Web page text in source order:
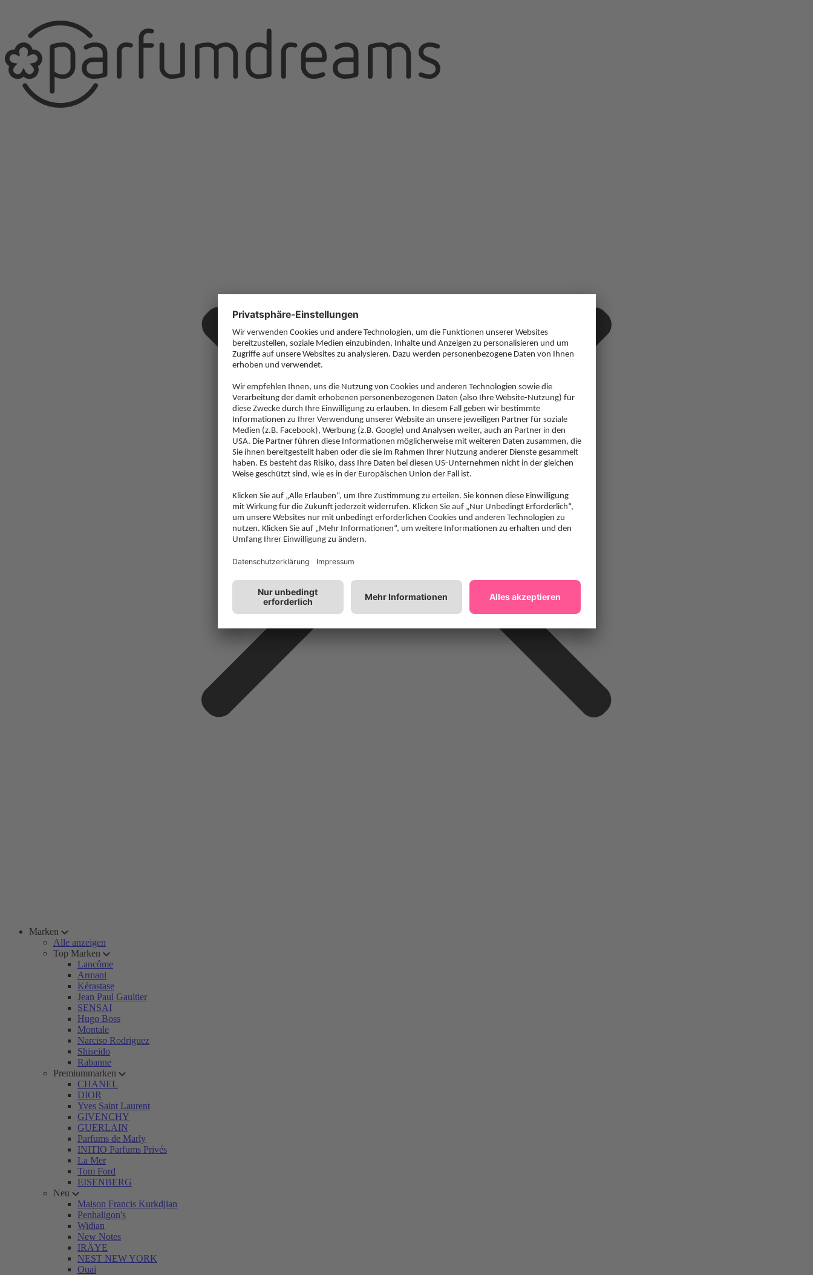
Marken
Alle anzeigen
Top Marken
Lancôme
Armani
Kérastase
Jean Paul Gaultier
SENSAI
Hugo Boss
Montale
Narciso Rodriguez
Shiseido
Rabanne
Premiummarken
CHANEL
DIOR
Yves Saint Laurent
GIVENCHY
GUERLAIN
Parfums de Marly
INITIO Parfums Privés
La Mer
Tom Ford
EISENBERG
Neu
Maison Francis Kurkdjian
Penhaligon's
Widian
New Notes
IRÄYE
NEST NEW YORK
Ouai